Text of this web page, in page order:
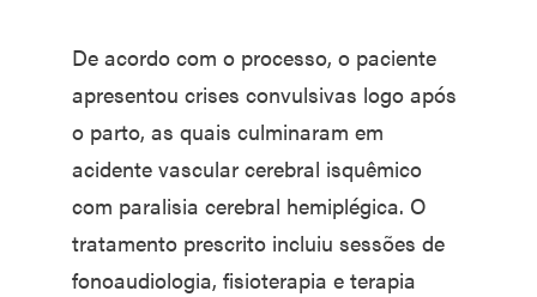
De acordo com o processo, o paciente
apresentou crises convulsivas logo após
o parto, as quais culminaram em
acidente vascular cerebral isquêmico
com paralisia cerebral hemiplégica. O
tratamento prescrito incluiu sessões de
fonoaudiologia, fisioterapia e terapia